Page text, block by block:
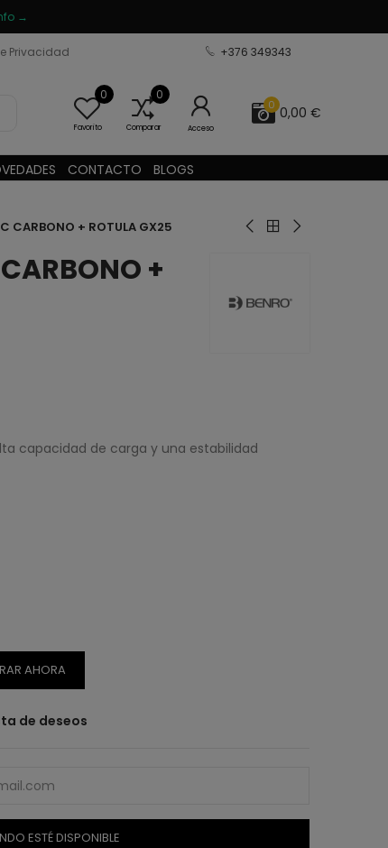
→
Privacidad +376 349343
0
Favorito
0
Comparar Acceso
0 0,00 €
CONTACTO BLOGS
CARBONO + ROTULA GX25
+
capacidad de carga y una estabilidad
AHORA
de deseos
ESTÉ DISPONIBLE